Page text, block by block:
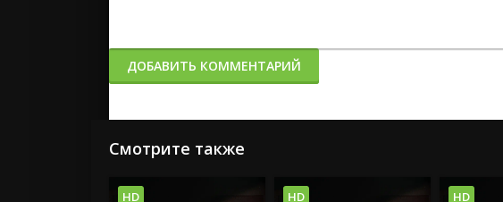
ДОБАВИТЬ КОММЕНТАРИЙ
Смотрите также
HD HD HD